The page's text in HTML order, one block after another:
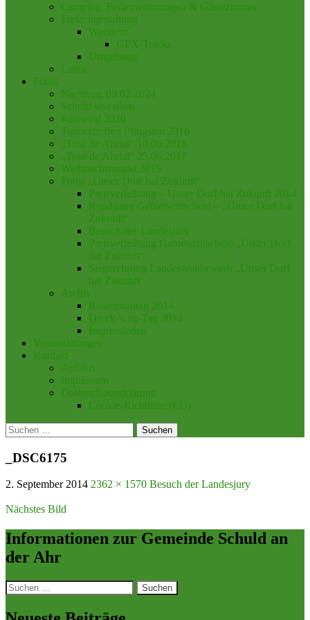
Camping, Ferienwohnungen & Gästezimmer
Freizeitgestaltung
Wandern
GPX-Tracks
Umgebung
Links
Fotos
Nachtzug 09.02.2024
Schuld von oben
Karneval 2020
Traktortreffen Pfingsten 2016
„Tour de Ahrtal“ 10.06.2018
„Tour de Ahrtal“ 25.06.2017
Weihnachtsmarkt 2015
Fotos „Unser Dorf hat Zukunft“
Preisverleihung – Unser Dorf hat Zukunft 2014
Rundgang Gebietsentscheid – „Unser Dorf hat
Zukunft“
Besuch der Landesjury
Preisverleihung Gebietsentscheid „Unser Dorf
hat Zukunft“
Siegerehrung Landeswettbewerb „Unser Dorf
hat Zukunft“
Archiv
Rosenmontag 2014
Dreck-weg-Tag 2014
Impressionen
Veranstaltungen
Kontakt
Anfahrt
Impressum
Datenschutzerklärung
Cookie-Richtlinie (EU)
Suchen
nach:
_DSC6175
2. September 2014 2362 × 1570 Besuch der Landesjury
Nächstes Bild
Informationen zur Gemeinde Schuld an
der Ahr
Suchen
nach: